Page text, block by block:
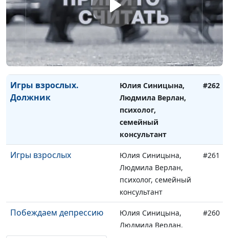
консультант
Игры взрослых.
Провокатор. Тупик
Юлия Синицына,
Людмила Верлан,
психолог, семейный
консультант
#263
Игры взрослых.
Должник
Юлия Синицына,
Людмила Верлан,
психолог,
семейный
консультант
#262
Игры взрослых
Юлия Синицына,
Людмила Верлан,
психолог, семейный
консультант
#261
Побеждаем депрессию
Юлия Синицына,
Людмила Верлан,
#260